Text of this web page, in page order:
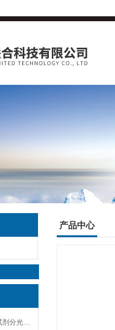
产品中心